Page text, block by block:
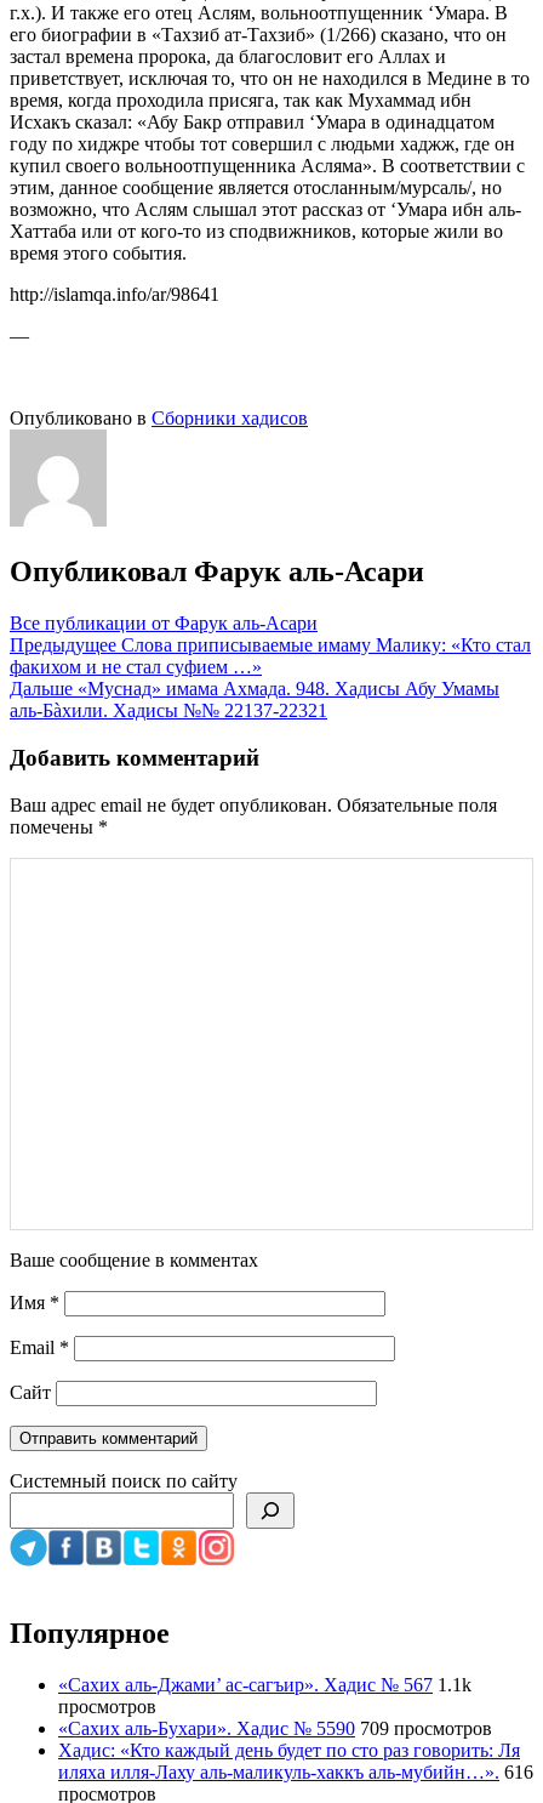
г.х.). И также его отец Аслям, вольноотпущенник ‘Умара. В
его биографии в «Тахзиб ат-Тахзиб» (1/266) сказано, что он
застал времена пророка, да благословит его Аллах и
приветствует, исключая то, что он не находился в Медине в то
время, когда проходила присяга, так как Мухаммад ибн
Исхакъ сказал: «Абу Бакр отправил ‘Умара в одинадцатом
году по хиджре чтобы тот совершил с людьми хаджж, где он
купил своего вольноотпущенника Асляма». В соответствии с
этим, данное сообщение является отосланным/мурсаль/, но
возможно, что Аслям слышал этот рассказ от ‘Умара ибн аль-
Хаттаба или от кого-то из сподвижников, которые жили во
время этого события.
http://islamqa.info/ar/98641
—
Опубликовано в Сборники хадисов
Опубликовал Фарук аль-Асари
Все публикации от Фарук аль-Асари
Навигация
по
записям
Предыдущее Слова приписываемые имаму Малику: «Кто стал
факихом и не стал суфием …»
Дальше «Муснад» имама Ахмада. 948. Хадисы Абу Умамы
аль-Бàхили. Хадисы №№ 22137-22321
Добавить комментарий
Ваш адрес email не будет опубликован. Обязательные поля
помечены *
Ваше сообщение в комментах
Имя *
Email *
Сайт
Системный поиск по сайту
Популярное
«Сахих аль-Джами’ ас-сагъир». Хадис № 567 1.1k
просмотров
«Сахих аль-Бухари». Хадис № 5590 709 просмотров
Хадис: «Кто каждый день будет по сто раз говорить: Ля
иляха илля-Лаху аль-маликуль-хаккъ аль-мубийн…». 616
просмотров